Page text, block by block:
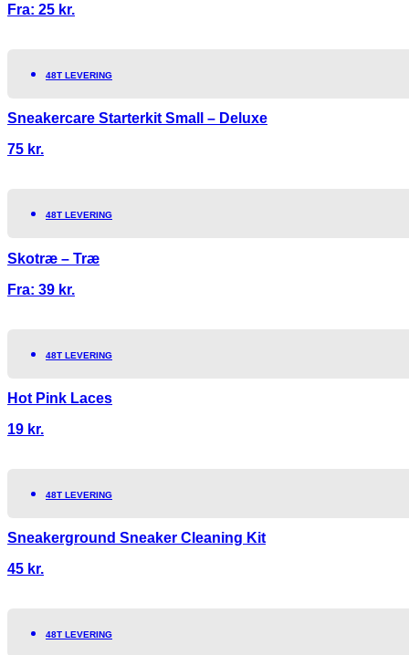
Fra: 25 kr.
48T LEVERING
Sneakercare Starterkit Small – Deluxe
75 kr.
48T LEVERING
Skotræ – Træ
Fra: 39 kr.
48T LEVERING
Hot Pink Laces
19 kr.
48T LEVERING
Sneakerground Sneaker Cleaning Kit
45 kr.
48T LEVERING